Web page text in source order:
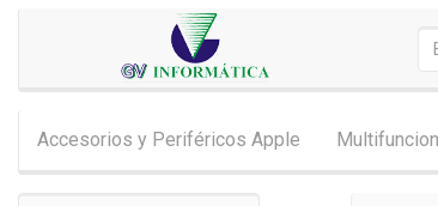
Accesorios y Periféricos Apple